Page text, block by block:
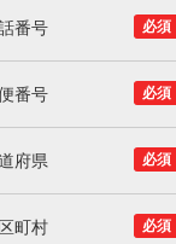
必須
番号
必須
番号
必須
府県
必須
町村